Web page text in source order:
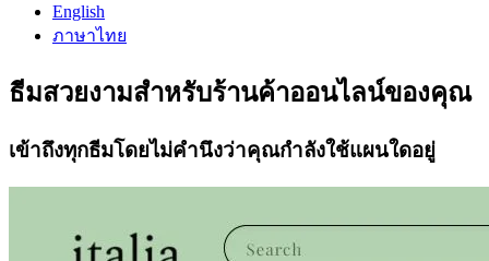
English
ภาษาไทย
ธีมสวยงามสำหรับร้านค้าออนไลน์ของคุณ
เข้าถึงทุกธีมโดยไม่คำนึงว่าคุณกำลังใช้แผนใดอยู่